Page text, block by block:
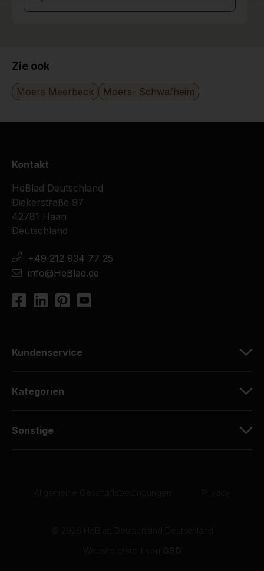
Zie ook
Moers Meerbeck Moers- Schwafheim
Kontakt
HeBlad Deutschland
Diekerstraße 97
42781 Haan
Deutschland
+49 212 934 77 25
info@HeBlad.de
Kundenservice
Kategorien
Sonstige